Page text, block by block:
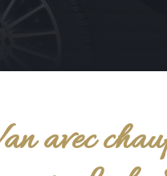
avec